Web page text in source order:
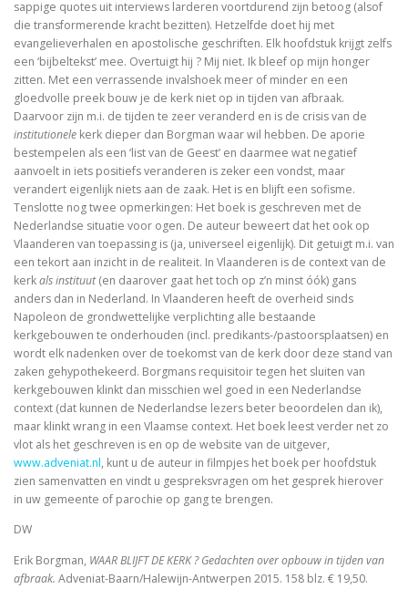
God is een vluchteling. De terugkeer van het
De visie van Freinet
De kathedralenbouwers
I judge no one. A political life of Jesus
De evolutie van De Bijbel
On Time, Punctuality, and Discipline in Early
Bach, muziek als een wenk uit de hemel
Kierkegaard’s Muse. The mystery of Regine Olson
De Bijbel in de Lage Landen
Nieuw atheïsme, een kritische reactie op Dawkins,
Levensbeschouwing in het middenveld: cement of
Platoonse liefde (vertaling Symposium)
sappige quotes uit interviews larderen voortdurend zijn betoog (alsof
die transformerende kracht bezitten). Hetzelfde doet hij met
evangelieverhalen en apostolische geschriften. Elk hoofdstuk krijgt zelfs
een ‘bijbeltekst’ mee. Overtuigt hij ? Mij niet. Ik bleef op mijn honger
zitten. Met een verrassende invalshoek meer of minder en een
gloedvolle preek bouw je de kerk niet op in tijden van afbraak.
Daarvoor zijn m.i. de tijden te zeer veranderd en is de crisis van de
institutionele kerk dieper dan Borgman waar wil hebben. De aporie
bestempelen als een ‘list van de Geest’ en daarmee wat negatief
aanvoelt in iets positiefs veranderen is zeker een vondst, maar
verandert eigenlijk niets aan de zaak. Het is en blijft een sofisme.
Tenslotte nog twee opmerkingen: Het boek is geschreven met de
Nederlandse situatie voor ogen. De auteur beweert dat het ook op
Vlaanderen van toepassing is (ja, universeel eigenlijk). Dit getuigt m.i. van
een tekort aan inzicht in de realiteit. In Vlaanderen is de context van de
kerkals instituut(en daarover gaat het toch op z’n minst óók) gans
anders dan in Nederland. In Vlaanderen heeft de overheid sinds
Napoleon de grondwettelijke verplichting alle bestaande
kerkgebouwen te onderhouden (incl. predikants-/pastoorsplaatsen) en
wordt elk nadenken over de toekomst van de kerk door deze stand van
zaken gehypothekeerd. Borgmans requisitoir tegen het sluiten van
kerkgebouwen klinkt dan misschien wel goed in een Nederlandse
context (dat kunnen de Nederlandse lezers beter beoordelen dan ik),
maar klinkt wrang in een Vlaamse context. Het boek leest verder net zo
vlot als het geschreven is en op de website van de uitgever,
www.adveniat.nl, kunt u de auteur in filmpjes het boek per hoofdstuk
zien samenvatten en vindt u gespreksvragen om het gesprek hierover
in uw gemeente of parochie op gang te brengen.
DW
Erik Borgman, WAAR BLIJFT DE KERK ? Gedachten over opbouw in tijden van
afbraak. Adveniat-Baarn/Halewijn-Antwerpen 2015. 158 blz. € 19,50.